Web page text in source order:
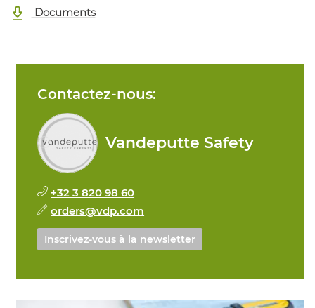
Documents
Contactez-nous:
Vandeputte Safety
+32 3 820 98 60
orders@vdp.com
Inscrivez-vous à la newsletter